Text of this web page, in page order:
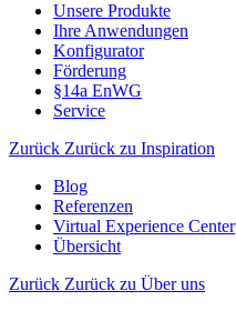
Unsere Produkte
Ihre Anwendungen
Konfigurator
Förderung
§14a EnWG
Service
Zurück Zurück zu Inspiration
Blog
Referenzen
Virtual Experience Center
Übersicht
Zurück Zurück zu Über uns